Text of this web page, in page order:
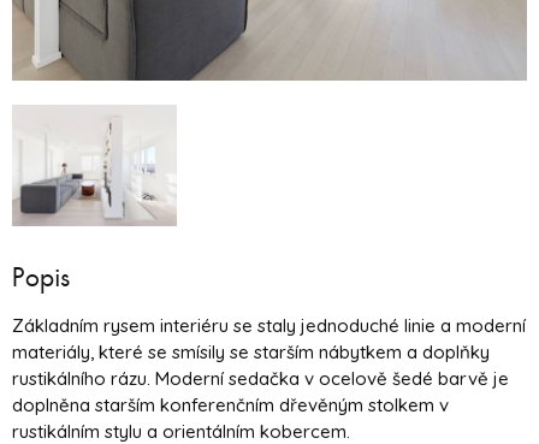
Popis
Základním rysem interiéru se staly jednoduché linie a moderní
materiály, které se smísily se starším nábytkem a doplňky
rustikálního rázu. Moderní sedačka v ocelově šedé barvě je
doplněna starším konferenčním dřevěným stolkem v
rustikálním stylu a orientálním kobercem.